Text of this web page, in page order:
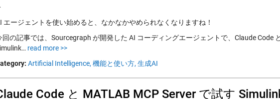
エージェントを使い始めると、なかなかやめられなくなりますね！
回の記事では、Sourcegraph が開発した AI コーディングエージェントで、Claude Code
read more >>
Artificial Intelligence, 機能と使い方, 生成AI
Code と MATLAB MCP Server で試す